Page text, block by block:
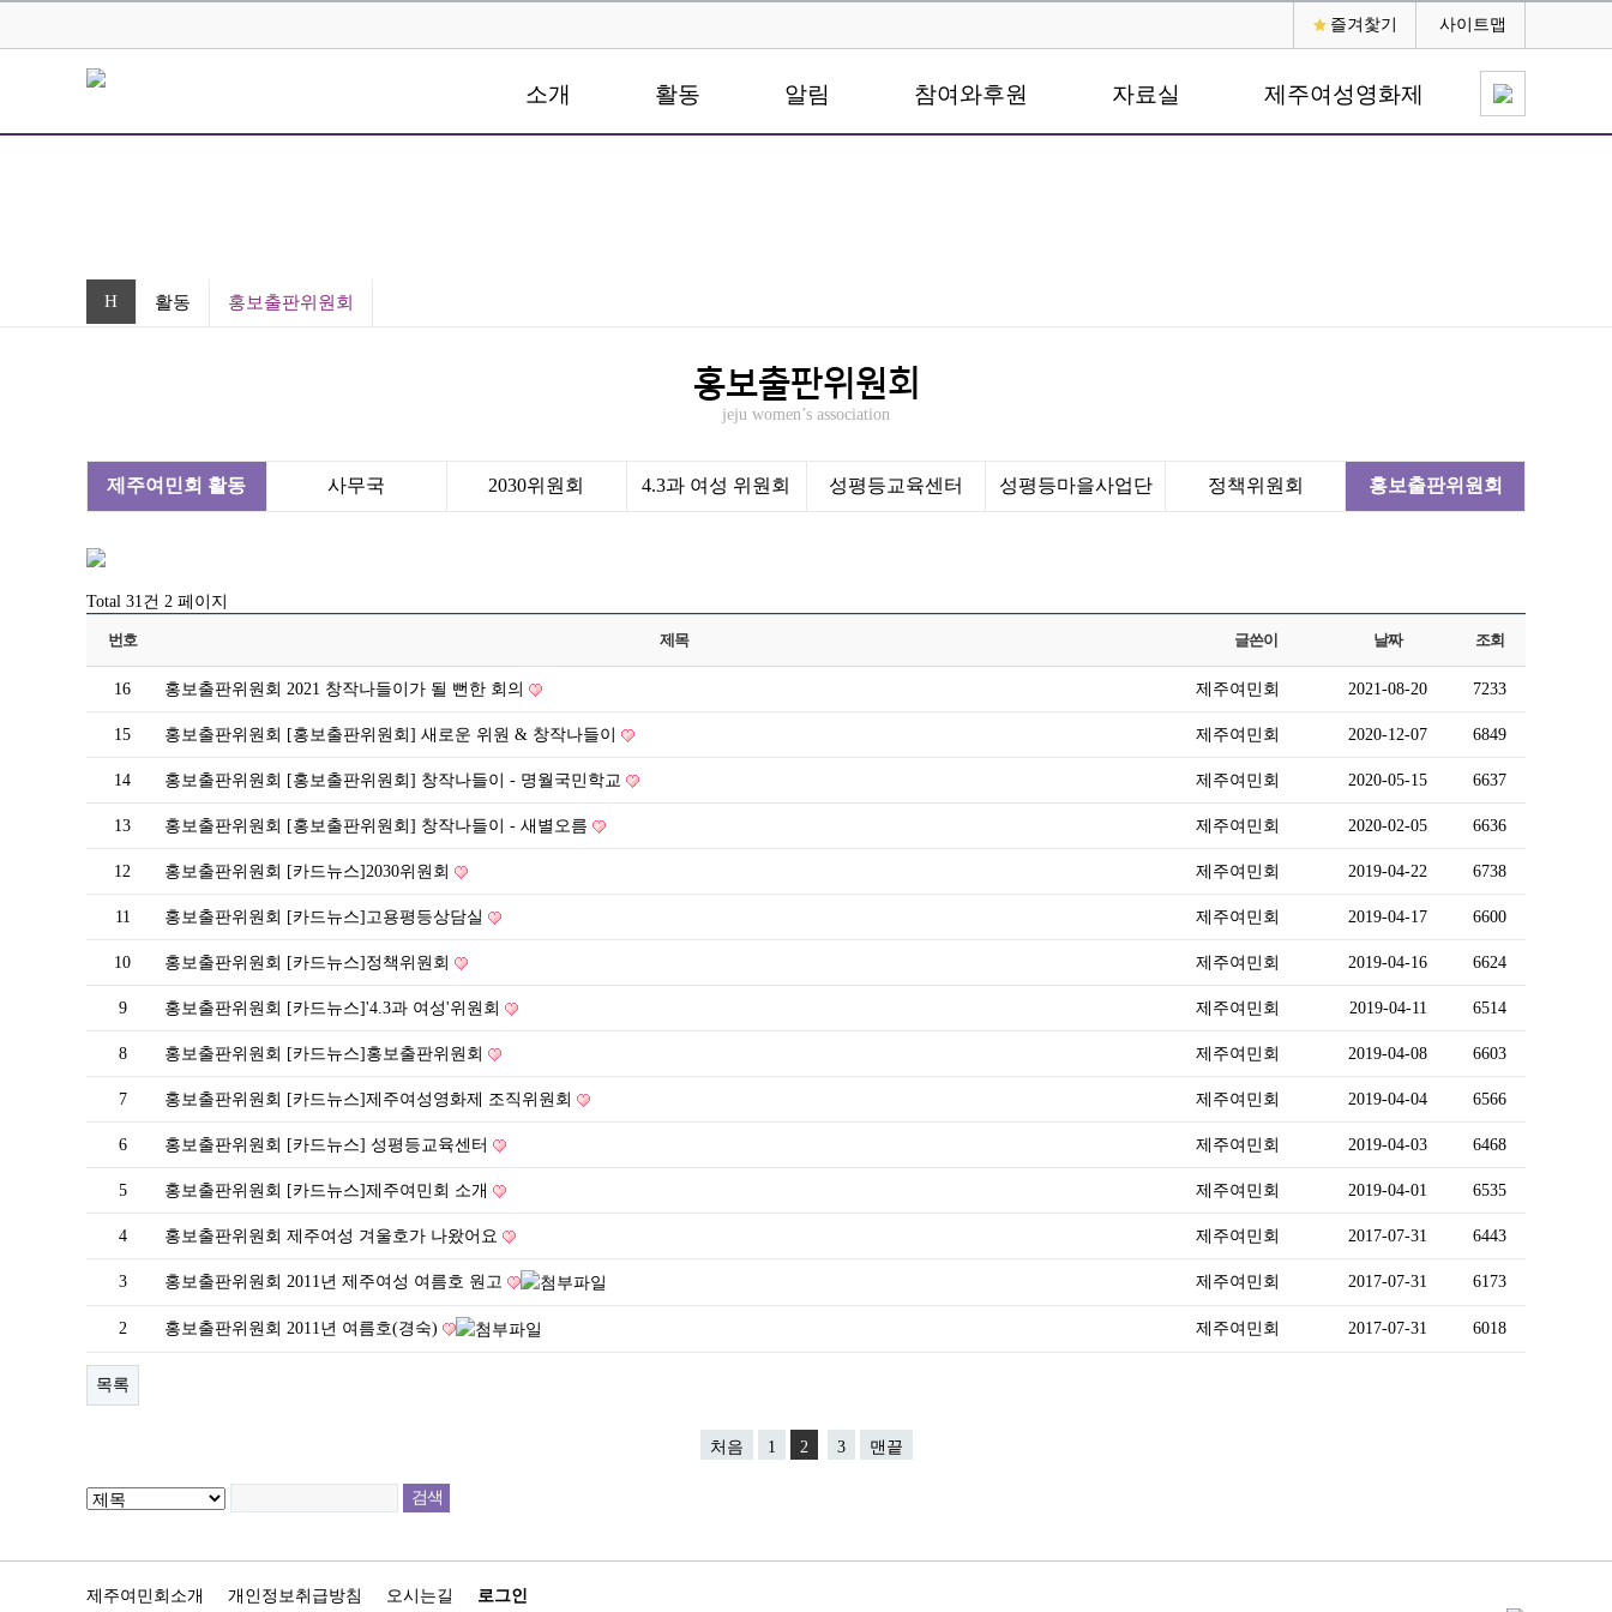
즐겨찿기 사이트맵
소개 활동 알림 참여와후원 자료실 제주여성영화제
H 활동 홍보출판위원회
홍보출판위원회
jeju women’s association
제주여민회 활동 사무국 2030위원회 4.3과 여성 위원회 성평등교육센터 성평등마을사업단 정책위원회 홍보출판위원회
Total 31건 2 페이지
번호 제목 글쓴이 날짜 조회
16 홍보출판위원회 2021 창작나들이가 될 뻔한 회의 제주여민회 2021-08-20 7233
15 홍보출판위원회 [홍보출판위원회] 새로운 위원 & 창작나들이 제주여민회 2020-12-07 6849
14 홍보출판위원회 [홍보출판위원회] 창작나들이 - 명월국민학교 제주여민회 2020-05-15 6637
13 홍보출판위원회 [홍보출판위원회] 창작나들이 - 새별오름 제주여민회 2020-02-05 6636
12 홍보출판위원회 [카드뉴스]2030위원회 제주여민회 2019-04-22 6738
11 홍보출판위원회 [카드뉴스]고용평등상담실 제주여민회 2019-04-17 6600
10 홍보출판위원회 [카드뉴스]정책위원회 제주여민회 2019-04-16 6624
9 홍보출판위원회 [카드뉴스]'4.3과 여성'위원회 제주여민회 2019-04-11 6514
8 홍보출판위원회 [카드뉴스]홍보출판위원회 제주여민회 2019-04-08 6603
7 홍보출판위원회 [카드뉴스]제주여성영화제 조직위원회 제주여민회 2019-04-04 6566
6 홍보출판위원회 [카드뉴스] 성평등교육센터 제주여민회 2019-04-03 6468
5 홍보출판위원회 [카드뉴스]제주여민회 소개 제주여민회 2019-04-01 6535
4 홍보출판위원회 제주여성 겨울호가 나왔어요 제주여민회 2017-07-31 6443
3 홍보출판위원회 2011년 제주여성 여름호 원고 제주여민회 2017-07-31 6173
2 홍보출판위원회 2011년 여름호(경숙) 제주여민회 2017-07-31 6018
목록
처음 1 2 3 맨끝
제주여민회소개 개인정보취급방침 오시는길 로그인